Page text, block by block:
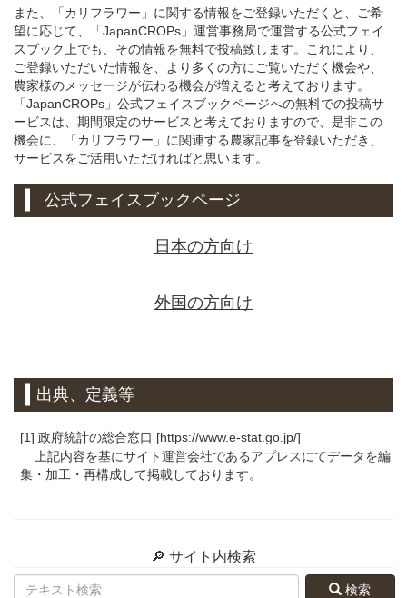
また、「カリフラワー」に関する情報をご登録いただくと、ご希
望に応じて、「JapanCROPs」運営事務局で運営する公式フェイ
スブック上でも、その情報を無料で投稿致します。これにより、
ご登録いただいた情報を、より多くの方にご覧いただく機会や、
農家様のメッセージが伝わる機会が増えると考えております。
「JapanCROPs」公式フェイスブックページへの無料での投稿サ
ービスは、期間限定のサービスと考えておりますので、是非この
機会に、「カリフラワー」に関連する農家記事を登録いただき、
サービスをご活用いただければと思います。
公式フェイスブックページ
日本の方向け
外国の方向け
出典、定義等
[1] 政府統計の総合窓口 [https://www.e-stat.go.jp/]
上記内容を基にサイト運営会社であるアプレスにてデータを編
集・加工・再構成して掲載しております。
🔎 サイト内検索
検索